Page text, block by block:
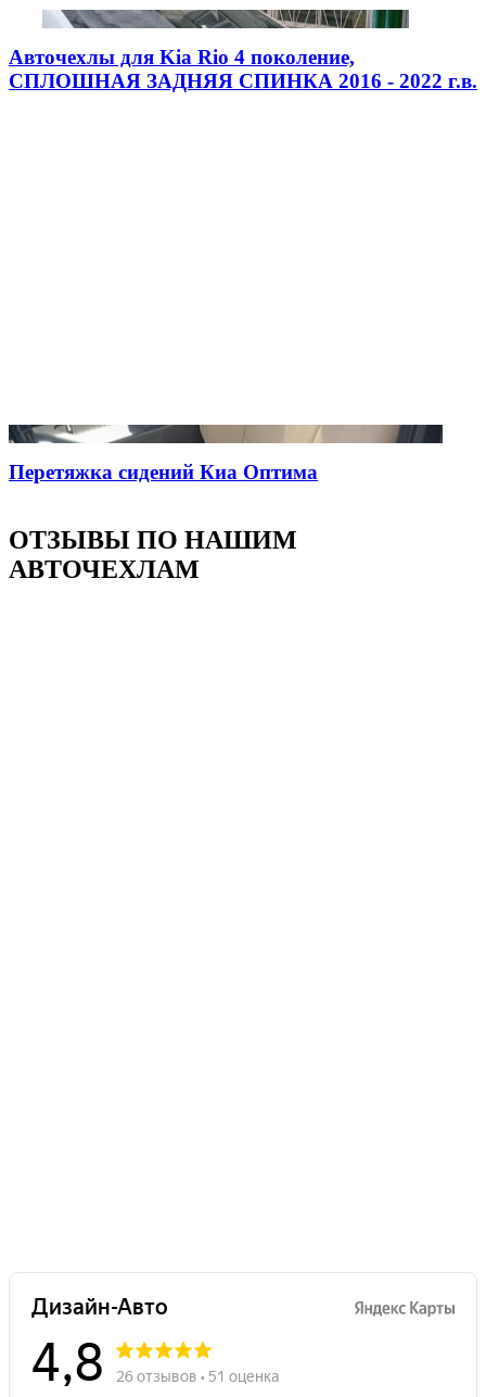
Авточехлы для Kia Rio 4 поколение,
СПЛОШНАЯ ЗАДНЯЯ СПИНКА 2016 - 2022 г.в.
Перетяжка сидений Киа Оптима
ОТЗЫВЫ ПО НАШИМ
АВТОЧЕХЛАМ